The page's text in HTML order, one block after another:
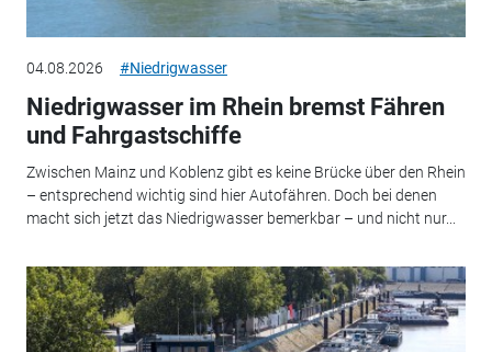
04.08.2026 #Niedrigwasser
Niedrigwasser im Rhein bremst Fähren
und Fahrgastschiffe
Zwischen Mainz und Koblenz gibt es keine Brücke über den Rhein
– entsprechend wichtig sind hier Autofähren. Doch bei denen
macht sich jetzt das Niedrigwasser bemerkbar – und nicht nur...